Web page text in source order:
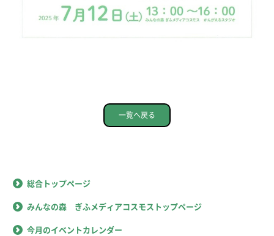
一覧へ戻る
総合トップページ
みんなの森 ぎふメディアコスモストップページ
今月のイベントカレンダー